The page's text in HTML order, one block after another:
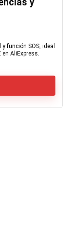
función SOS, ideal
AliExpress.